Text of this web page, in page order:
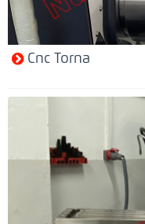
Cnc Torna